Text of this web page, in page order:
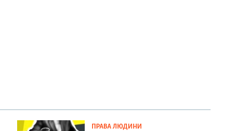
ПРАВА ЛЮДИНИ